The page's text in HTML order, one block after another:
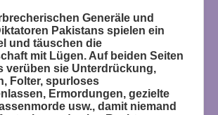
Generäle und
Pakistans spielen ein
und täuschen die
mit Lügen. Auf beiden Seiten
verüben sie Unterdrückung,
Folter, spurloses
Ermordungen, gezielte
usw., damit niemand